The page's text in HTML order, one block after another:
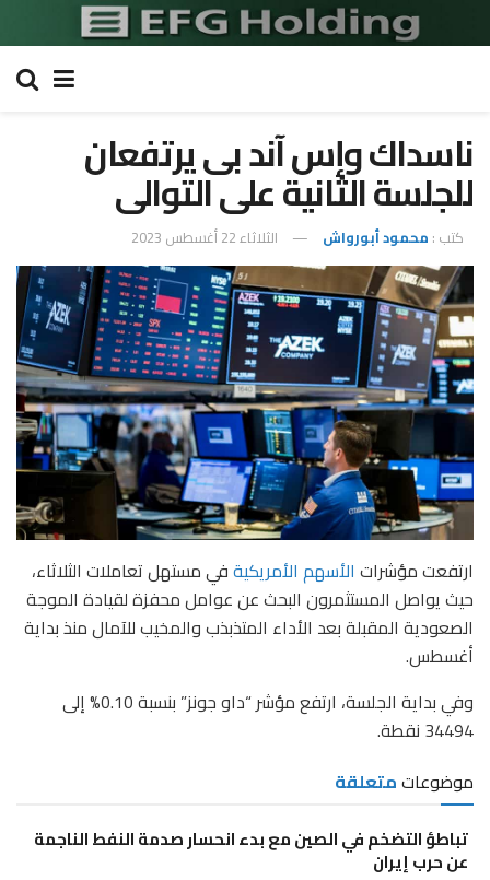
ناسداك وإس آند بى يرتفعان
للجلسة الثانية على التوالى
كتب : محمود أبورواش الثلاثاء 22 أغسطس 2023
ارتفعت مؤشرات الأسهم الأمريكيةفي مستهل تعاملات الثلاثاء،
حيث يواصل المستثمرون البحث عن عوامل محفزة لقيادة الموجة
الصعودية المقبلة بعد الأداء المتذبذب والمخيب للآمال منذ بداية
أغسطس.
وفي بداية الجلسة، ارتفع مؤشر “داو جونز” بنسبة 0.10% إلى
34494 نقطة
.
موضوعاتمتعلقة
تباطؤ التضخم في الصين مع بدء انحسار صدمة النفط الناجمة
عن حرب إيران